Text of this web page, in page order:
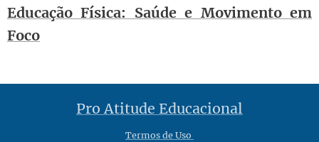
Educação Física: Saúde e Movimento em
Foco
Pro Atitude Educacional
Termos de Uso